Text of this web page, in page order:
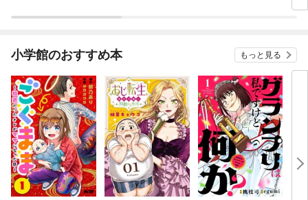
小学館のおすすめ本 もっと見る